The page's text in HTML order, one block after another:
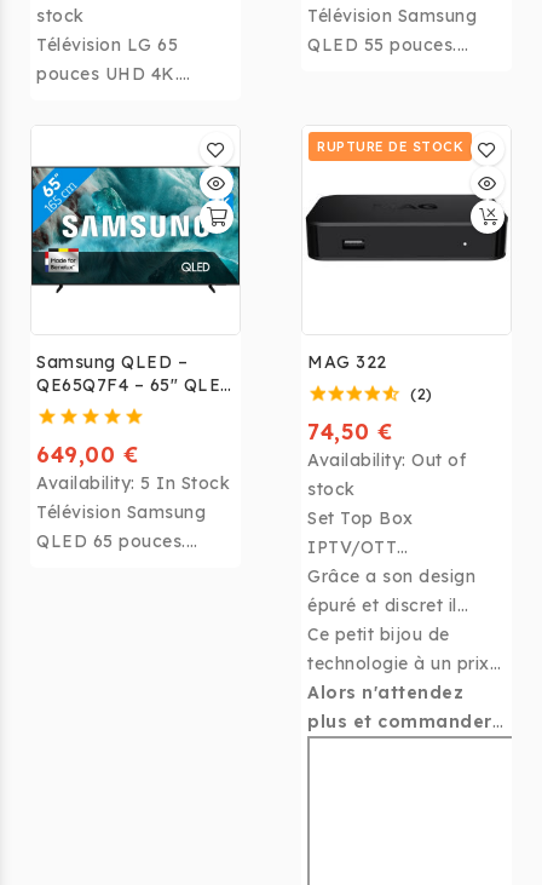
stock
Télévision LG 65
pouces UHD 4K.
expérience cinéma à
domicile.
Télévision Samsung
QLED 55 pouces.
Samsung QLED –
QE65Q7F4 – 65" QLED
4K 2025
649,00 €
Availability: 5 In Stock
Télévision Samsung
QLED 65 pouces.
RUPTURE DE STOCK
MAG 322
(2)
74,50 €
Availability: Out of
stock
Set Top Box
IPTV/OTT
Le MAG 322/323
FULL HD de marque
Infomir est le meilleur
décodeur prévu pour
l'IPTV OTT
Grâce a son design
épuré et discret il
s’adaptera à toute vos
surfaces de pose.
Ce petit bijou de
technologie à un prix
défiant toute
concurrence est de
Alors n'attendez
plus et commander